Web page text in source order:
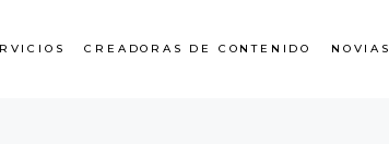
CREADORAS DE CONTENIDO NOVIAS